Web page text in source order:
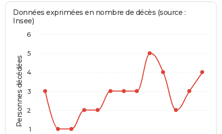
Personnes décédées
Données exprimées en nombre de décès (source :
Insee)
1
2
3
4
5
6